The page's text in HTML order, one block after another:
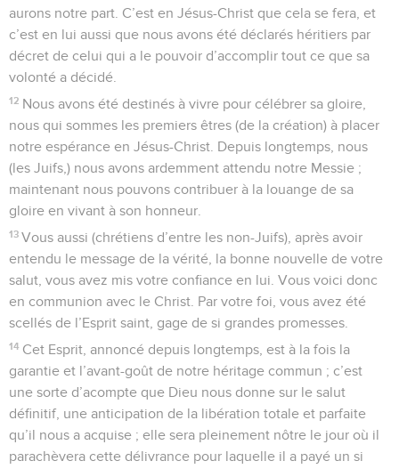
aurons notre part. C’est en Jésus-Christ que cela se fera, et
c’est en lui aussi que nous avons été déclarés héritiers par
décret de celui qui a le pouvoir d’accomplir tout ce que sa
volonté a décidé.
12 Nous avons été destinés à vivre pour célébrer sa gloire,
nous qui sommes les premiers êtres (de la création) à placer
notre espérance en Jésus-Christ. Depuis longtemps, nous
(les Juifs,) nous avons ardemment attendu notre Messie ;
maintenant nous pouvons contribuer à la louange de sa
gloire en vivant à son honneur.
13 Vous aussi (chrétiens d’entre les non-Juifs), après avoir
entendu le message de la vérité, la bonne nouvelle de votre
salut, vous avez mis votre confiance en lui. Vous voici donc
en communion avec le Christ. Par votre foi, vous avez été
scellés de l’Esprit saint, gage de si grandes promesses.
14 Cet Esprit, annoncé depuis longtemps, est à la fois la
garantie et l’avant-goût de notre héritage commun ; c’est
une sorte d’acompte que Dieu nous donne sur le salut
définitif, une anticipation de la libération totale et parfaite
qu’il nous a acquise ; elle sera pleinement nôtre le jour où il
parachèvera cette délivrance pour laquelle il a payé un si